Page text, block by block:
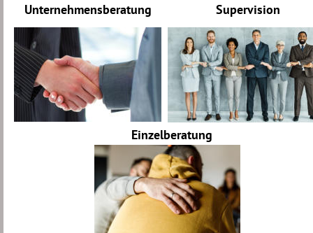
Unternehmensberatung Supervision
Einzelberatung